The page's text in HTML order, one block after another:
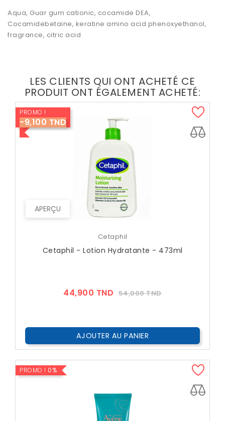
Aqua, Guar gum cationic, cocamide DEA,
Cocamidebetaine, keratine amino acid phenoxyethanol,
fragrance, citric acid
LES CLIENTS QUI ONT ACHETÉ CE
PRODUIT ONT ÉGALEMENT ACHETÉ:
APERÇU
PROMO !
-9,100 TND
Cetaphil
Cetaphil - Lotion Hydratante - 473ml
44,900 TND Prix
54,000 TNDPrix
AJOUTER AU PANIER
PROMO ! 0%